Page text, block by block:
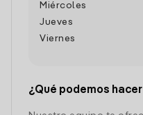
Miércoles
Jueves
Viernes
¿Qué podemos